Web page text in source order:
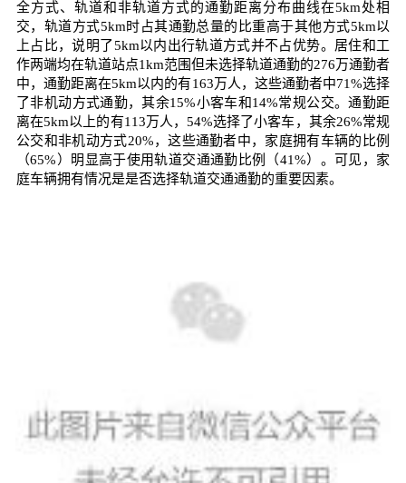
全方式、轨道和非轨道方式的通勤距离分布曲线在5km处相
交，轨道方式5km时占其通勤总量的比重高于其他方式5km以
上占比，说明了5km以内出行轨道方式并不占优势。居住和工
作两端均在轨道站点1km范围但未选择轨道通勤的276万通勤者
中，通勤距离在5km以内的有163万人，这些通勤者中71%选择
了非机动方式通勤，其余15%小客车和14%常规公交。通勤距
离在5km以上的有113万人，54%选择了小客车，其余26%常规
公交和非机动方式20%，这些通勤者中，家庭拥有车辆的比例
（65%）明显高于使用轨道交通通勤比例（41%）。可见，家
庭车辆拥有情况是是否选择轨道交通通勤的重要因素。